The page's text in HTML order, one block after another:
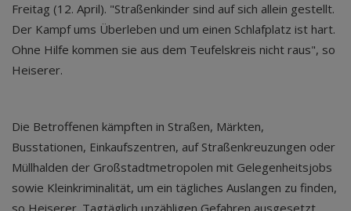
Freitag (12. April). "Straßenkinder sind auf sich allein gestellt.
Der Kampf ums Überleben und um einen Schlafplatz ist hart.
Ohne Hilfe kommen sie aus dem Teufelskreis nicht raus", so
Heiserer.
Die Betroffenen kämpften in Straßen, Märkten,
Busstationen, Einkaufszentren, auf Straßenkreuzungen oder
Müllhalden der Großstadtmetropolen mit Gelegenheitsjobs
sowie Kleinkriminalität, um ein tägliches Auslangen zu finden,
so Heiserer. Tagtäglich unzähligen Gefahren ausgesetzt,